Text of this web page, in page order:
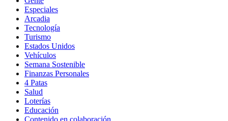
Especiales
Arcadia
Tecnología
Turismo
Estados Unidos
Vehículos
Semana Sostenible
Finanzas Personales
4 Patas
Salud
Loterías
Educación
Contenido en colaboración